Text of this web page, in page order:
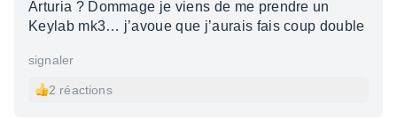
Arturia ? Dommage je viens de me prendre un
Keylab mk3… j’avoue que j’aurais fais coup double
signaler
2 réactions